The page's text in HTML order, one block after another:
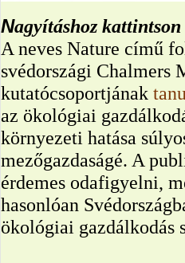
Nagyításhoz
A neves Nature című
svédországi Chalmers
kutatócsoportjának
az ökológiai
környezeti hatása
mezőgazdaságé. A
érdemes odafigyelni,
hasonlóan
ökológiai gazdálkodás